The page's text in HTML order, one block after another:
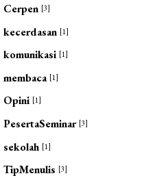
Cerpen [3]
kecerdasan [1]
komunikasi [1]
membaca [1]
Opini [1]
PesertaSeminar [3]
sekolah [1]
TipMenulis [3]